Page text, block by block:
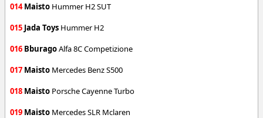
014 Maisto Hummer H2 SUT
015 Jada Toys Hummer H2
016 BburagoAlfa 8C Competizione
017 Maisto Mercedes Benz S500
018 Maisto Porsche Cayenne Turbo
019 Maisto Mercedes SLR Mclaren